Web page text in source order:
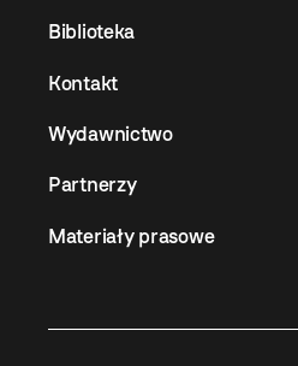
Biblioteka
Kontakt
Wydawnictwo
Partnerzy
Materiały prasowe